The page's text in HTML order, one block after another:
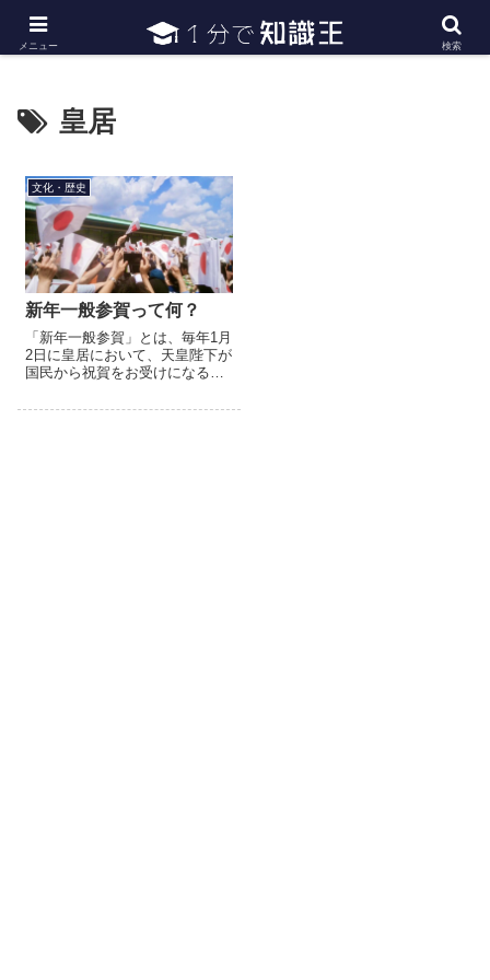
日常で必要な常識・知識や雑学・豆知識を幅広く紹介
皇居
文化・歴史
新年一般参賀って何？
「新年一般参賀」とは、毎年1月
2日に皇居において、天皇陛下が
国民から祝賀をお受けになる行
族の方々が、皇居宮殿のバルコ
メニュー 検索